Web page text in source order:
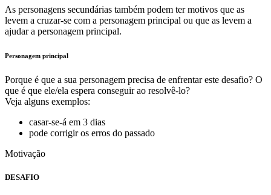
As personagens secundárias também podem ter motivos que as
levem a cruzar-se com a personagem principal ou que as levem a
ajudar a personagem principal.
Personagem principal
Porque é que a sua personagem precisa de enfrentar este desafio? O
que é que ele/ela espera conseguir ao resolvê-lo?
Veja alguns exemplos:
casar-se-á em 3 dias
pode corrigir os erros do passado
Motivação
DESAFIO